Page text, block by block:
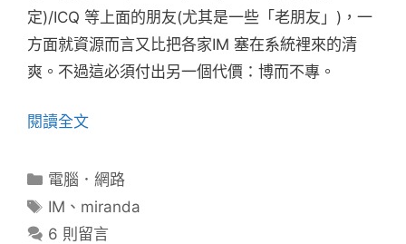
定)/ICQ 等上面的朋友(尤其是一些「老朋友」)，一
方面就資源而言又比把各家IM 塞在系統裡來的清
爽。不過這必須付出另一個代價：博而不專。
閱讀全文
分
類
電腦．網路
標
籤
IM 、 miranda
6 則留言